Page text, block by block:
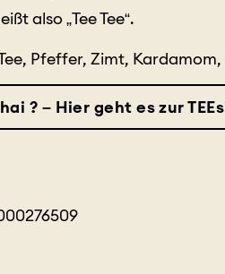
also „Tee Tee“.
Pfeffer, Zimt,
? – Hier geht es zur